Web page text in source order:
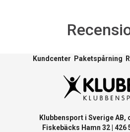
Kundcenter Paketspårning
Klubbensport i Sverige AB,
Fiskebäcks Hamn 32 | 426